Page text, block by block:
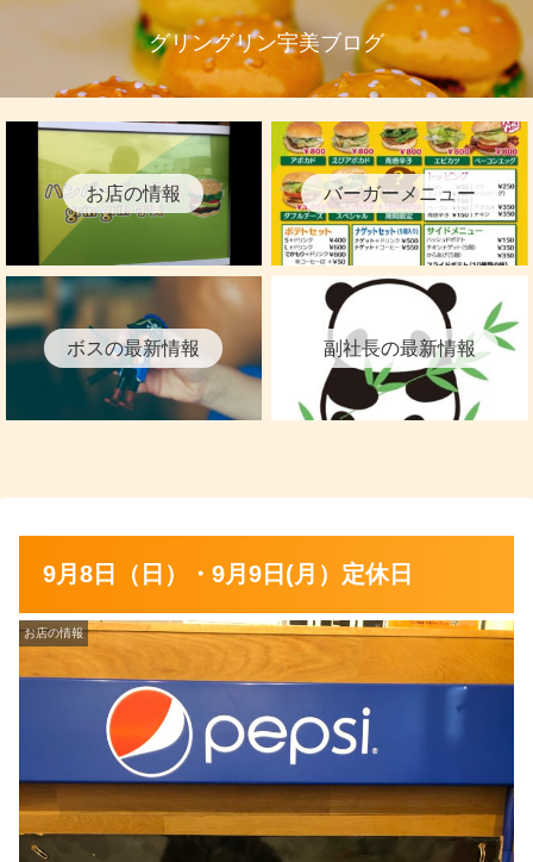
グリングリン宇美ブログ
お店の情報 バーガーメニュー
ボスの最新情報 副社長の最新情報
9月8日（日）・9月9日(月）定休日
お店の情報